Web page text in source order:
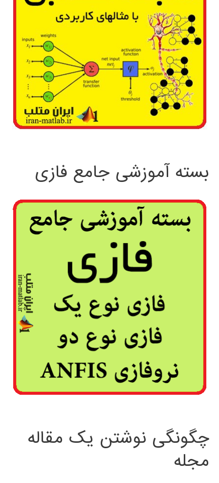
بسته آموزشی جامع فازی
چگونگی نوشتن یک مقاله
مجله